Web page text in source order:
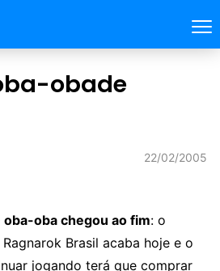
obade
22/02/2005
oba-oba chegou ao fim: o
Brasil acaba hoje e o
jogando terá que comprar